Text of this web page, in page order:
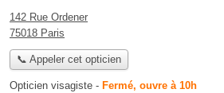
142 Rue Ordener
75018 Paris
📞 Appeler cet opticien
Opticien visagiste - Fermé, ouvre à 10h